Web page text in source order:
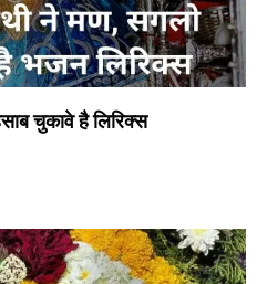
चुकावे है लिरिक्स